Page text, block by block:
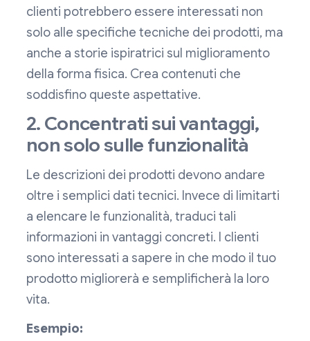
clienti potrebbero essere interessati non
solo alle specifiche tecniche dei prodotti, ma
anche a storie ispiratrici sul miglioramento
della forma fisica. Crea contenuti che
soddisfino queste aspettative.
2. Concentrati sui vantaggi,
non solo sulle funzionalità
Le descrizioni dei prodotti devono andare
oltre i semplici dati tecnici. Invece di limitarti
a elencare le funzionalità, traduci tali
informazioni in vantaggi concreti. I clienti
sono interessati a sapere in che modo il tuo
prodotto migliorerà e semplificherà la loro
vita.
Esempio: